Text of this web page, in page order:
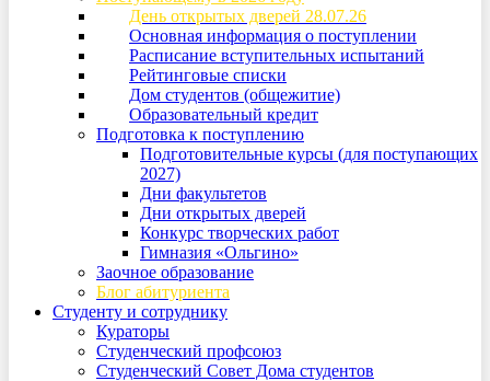
День открытых дверей 28.07.26
Основная информация о поступлении
Расписание вступительных испытаний
Рейтинговые списки
Дом студентов (общежитие)
Образовательный кредит
Подготовка к поступлению
Подготовительные курсы (для поступающих
2027)
Дни факультетов
Дни открытых дверей
Конкурс творческих работ
Гимназия «Ольгино»
Заочное образование
Блог абитуриента
Студенту и сотруднику
Кураторы
Студенческий профсоюз
Студенческий Совет Дома студентов